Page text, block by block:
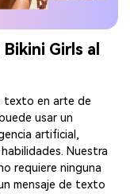
Girls al
texto en arte de
usar un
artificial,
Nuestra
requiere ninguna
mensaje de texto